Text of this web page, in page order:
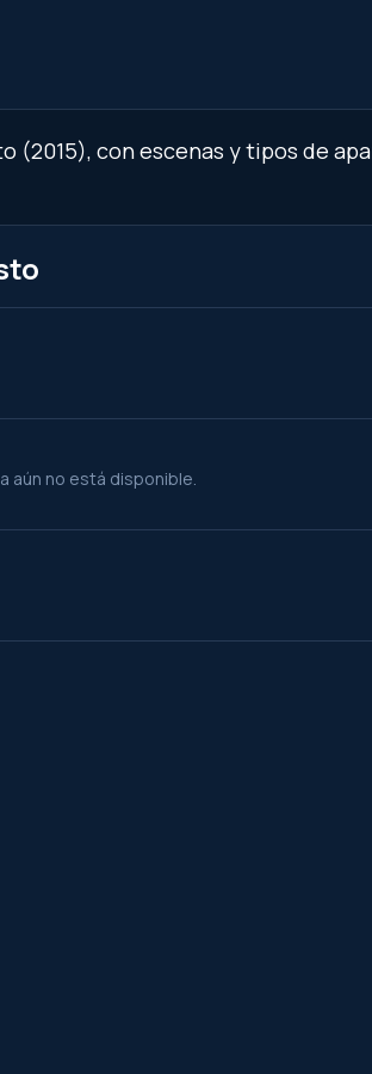
con escenas y tipos de
aún no está disponible.